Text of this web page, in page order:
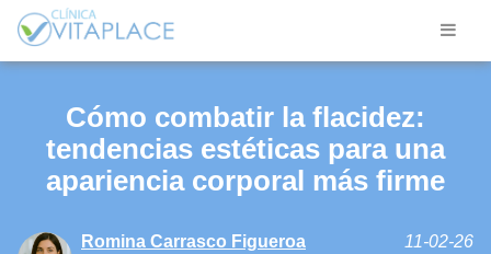
Cómo combatir la flacidez:
tendencias estéticas para una
apariencia corporal más firme
Romina Carrasco Figueroa
11-02-26